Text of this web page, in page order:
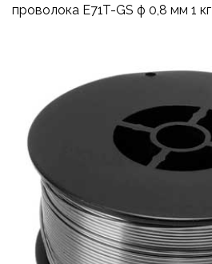
проволока E71T-GS ф 0,8 мм 1 кг